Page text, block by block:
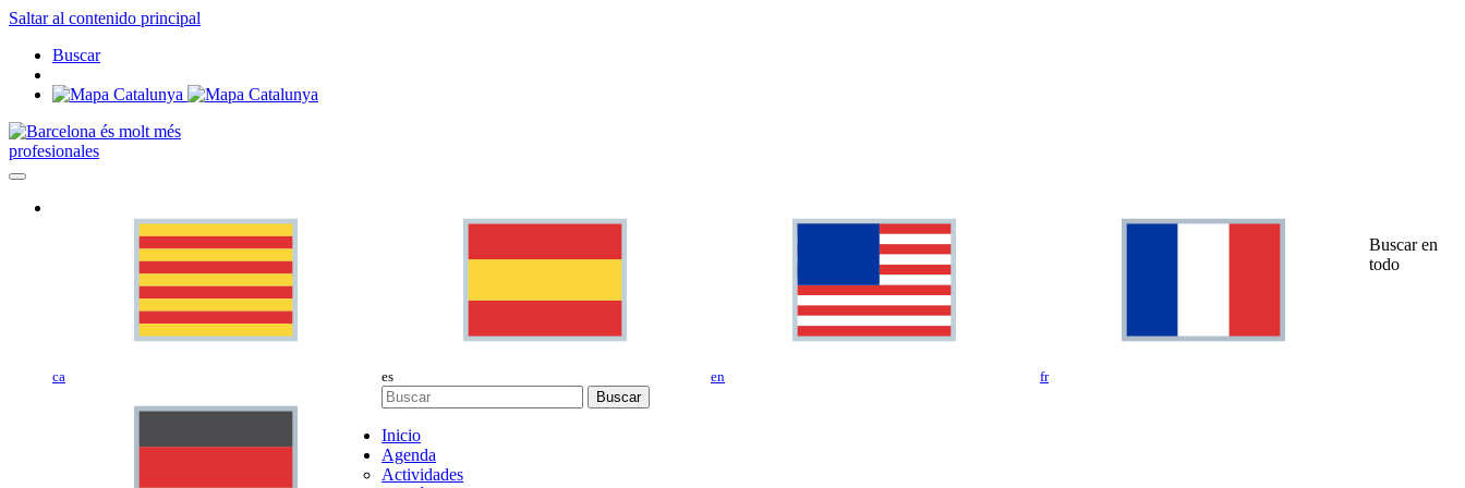
Saltar al contenido principal
Buscar
profesionales
ca es en fr
Buscar en
todo
Buscar
Inicio
Agenda
Actividades